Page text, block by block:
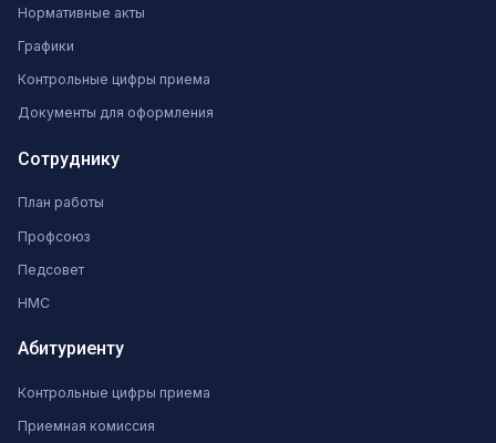
Нормативные акты
Графики
Контрольные цифры приема
Документы для оформления
Сотруднику
План работы
Профсоюз
Педсовет
НМС
Абитуриенту
Контрольные цифры приема
Приемная комиссия